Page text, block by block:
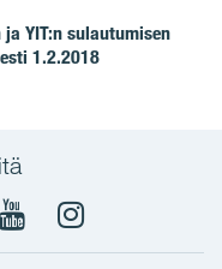
YIT:n sulautumisen
1.2.2018
Instagram